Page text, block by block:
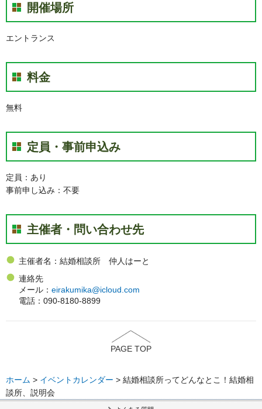
開催場所
エントランス
料金
無料
定員・事前申込み
定員：あり
事前申し込み：不要
主催者・問い合わせ先
主催者名：結婚相談所 仲人はーと
連絡先
メール： eirakumika@icloud.com
電話：090-8180-8899
PAGE TOP
ホーム > イベントカレンダー > 結婚相談所ってどんなとこ！結婚相
談所、説明会